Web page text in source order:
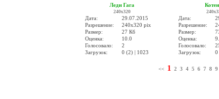
Леди Гага
240x320
Дата:
29.07.2015
Разрешение:
240x320 pix
Размер:
27 Кб
Оценка:
10.0
Голосовало:
2
Загрузок:
0 (2) | 1023
Дата:
Разрешение:
Размер:
Оценка:
Голосовало:
Загрузок:
0
<< 1 2 3 4 5 6 7 8 9